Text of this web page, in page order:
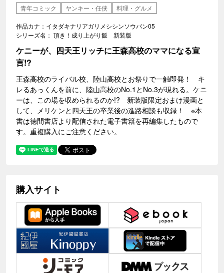
青年コミック
ヤンキー・任侠 料理・グルメ
作品カナ：イタダキナリアガリメシシンソウバン05
シリーズ名： 頂き！成り上がり飯 新装版
ケニーが、四天王リッチに王森高校のママになる宣
言!?
王森高校のライバル校、陸山高校とお祭りで一触即発！ キ
レるあっくんを前に、陸山高校のNo.1とNo.3が現れる。ケニ
ーは、この場を収められるのか!? 新装版限定おまけ漫画と
して、メリケンと四天王の卒業後の進路相談も収録！ ※本
書は徳間書店より配信された電子書籍を再編集したもので
す。重複購入にご注意ください。
購入サイト